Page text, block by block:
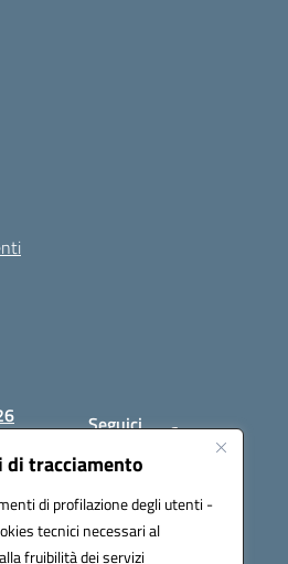
tracciamento
di profilazione degli utenti -
tecnici necessari al
fruibilità dei servizi
Seguici